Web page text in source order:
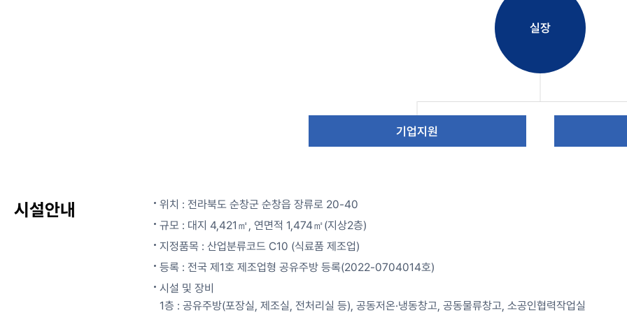
실장
기업지원
시설안내
위치 : 전라북도 순창군 순창읍 장류로 20-40
규모 : 대지 4,421㎡, 연면적 1,474㎡(지상2층)
지정품목 : 산업분류코드 C10 (식료품 제조업)
등록 : 전국 제1호 제조업형 공유주방 등록(2022-0704014호)
시설 및 장비
1층 : 공유주방(포장실, 제조실, 전처리실 등), 공동저온·냉동창고, 공동물류창고, 소공인협력작업실